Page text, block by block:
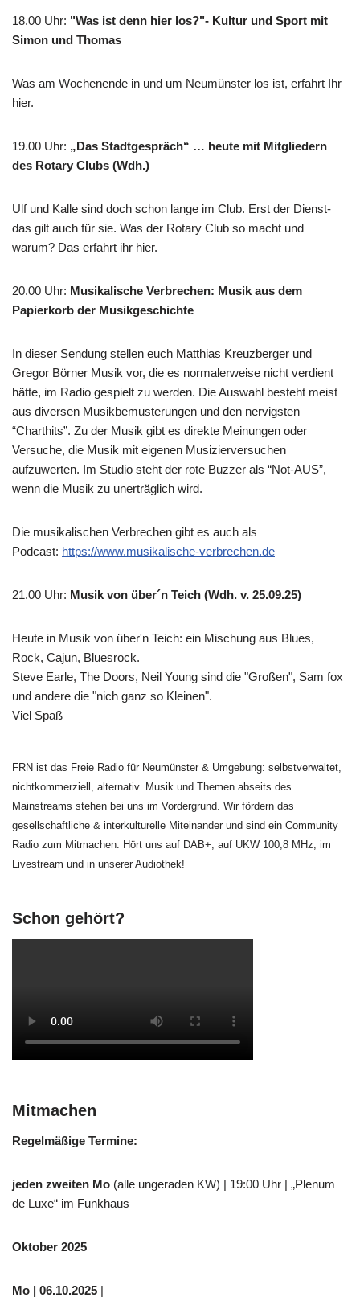
18.00 Uhr: "Was ist denn hier los?"- Kultur und Sport mit
Simon und Thomas
Was am Wochenende in und um Neumünster los ist, erfahrt Ihr
hier.
19.00 Uhr: „Das Stadtgespräch“ … heute mit Mitgliedern
des Rotary Clubs (Wdh.)
Ulf und Kalle sind doch schon lange im Club. Erst der Dienst-
das gilt auch für sie. Was der Rotary Club so macht und
warum? Das erfahrt ihr hier.
20.00 Uhr: Musikalische Verbrechen: Musik aus dem
Papierkorb der Musikgeschichte
In dieser Sendung stellen euch Matthias Kreuzberger und
Gregor Börner Musik vor, die es normalerweise nicht verdient
hätte, im Radio gespielt zu werden. Die Auswahl besteht meist
aus diversen Musikbemusterungen und den nervigsten
“Charthits”. Zu der Musik gibt es direkte Meinungen oder
Versuche, die Musik mit eigenen Musizierversuchen
aufzuwerten. Im Studio steht der rote Buzzer als “Not-AUS”,
wenn die Musik zu unerträglich wird.
Die musikalischen Verbrechen gibt es auch als
Podcast: https://www.musikalische-verbrechen.de
21.00 Uhr: Musik von über´n Teich (Wdh. v. 25.09.25)
Heute in Musik von über'n Teich: ein Mischung aus Blues,
Rock, Cajun, Bluesrock.
Steve Earle, The Doors, Neil Young sind die "Großen", Sam fox
und andere die "nich ganz so Kleinen".
Viel Spaß
FRN ist das Freie Radio für Neumünster & Umgebung: selbstverwaltet,
nichtkommerziell, alternativ. Musik und Themen abseits des
Mainstreams stehen bei uns im Vordergrund. Wir fördern das
gesellschaftliche & interkulturelle Miteinander und sind ein Community
Radio zum Mitmachen. Hört uns auf DAB+, auf UKW 100,8 MHz, im
Livestream und in unserer Audiothek!
Schon gehört?
Mitmachen
Regelmäßige Termine:
jeden zweiten Mo (alle ungeraden KW) | 19:00 Uhr | „Plenum
de Luxe“ im Funkhaus
Oktober 2025
Mo | 06.10.2025 |